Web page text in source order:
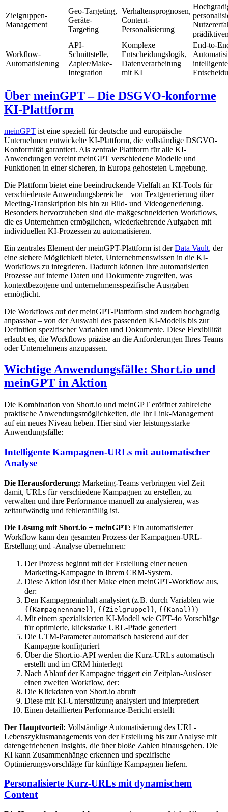
Zielgruppen-
Management
Geo-Targeting,
Geräte-
Targeting
Verhaltensprognosen,
Content-
Personalisierung
Workflow-
Automatisierung
API-
Schnittstelle,
Zapier/Make-
Integration
Komplexe
Entscheidungslogik,
Datenverarbeitung
mit KI
End-to-
Über meinGPT – Die DSGVO-konforme
KI-Plattform
meinGPT ist eine speziell für deutsche und europäische
Unternehmen entwickelte KI-Plattform, die vollständige DSGVO-
Konformität garantiert. Als zentrale Plattform für alle KI-
Anwendungen vereint meinGPT verschiedene Modelle und
Funktionen in einer sicheren, in Europa gehosteten Umgebung.
Die Plattform bietet eine beeindruckende Vielfalt an KI-Tools für
verschiedenste Anwendungsbereiche – von Textgenerierung über
Meeting-Transkription bis hin zu Bild- und Videogenerierung.
Besonders hervorzuheben sind die maßgeschneiderten Workflows,
die es Unternehmen ermöglichen, wiederkehrende Aufgaben mit
individuellen KI-Prozessen zu automatisieren.
Ein zentrales Element der meinGPT-Plattform ist derData Vault, der
eine sichere Möglichkeit bietet, Unternehmenswissen in die KI-
Workflows zu integrieren. Dadurch können Ihre automatisierten
Prozesse auf interne Daten und Dokumente zugreifen, was
kontextbezogene und unternehmensspezifische Ausgaben
ermöglicht.
Die Workflows auf der meinGPT-Plattform sind zudem hochgradig
anpassbar – von der Auswahl des passenden KI-Modells bis zur
Definition spezifischer Variablen und Dokumente. Diese Flexibilität
erlaubt es, die Workflows präzise an die Anforderungen Ihres Teams
oder Unternehmens anzupassen.
Wichtige Anwendungsfälle: Short.io und
meinGPT in Aktion
Die Kombination von Short.io und meinGPT eröffnet zahlreiche
praktische Anwendungsmöglichkeiten, die Ihr Link-Management
auf ein neues Niveau heben. Hier sind vier leistungsstarke
Anwendungsfälle:
Intelligente Kampagnen-URLs mit automatischer
Analyse
Die Herausforderung: Marketing-Teams verbringen viel Zeit
damit, URLs für verschiedene Kampagnen zu erstellen, zu
verwalten und ihre Performance manuell zu analysieren, was
zeitaufwändig und fehleranfällig ist.
Die Lösung mit Short.io + meinGPT: Ein automatisierter
Workflow kann den gesamten Prozess der Kampagnen-URL-
Erstellung und -Analyse übernehmen:
Der Prozess beginnt mit der Erstellung einer neuen
Marketing-Kampagne in Ihrem CRM-System.
Diese Aktion löst über Make einen meinGPT-Workflow aus,
der:
Den Kampagneninhalt analysiert (z.B. durch Variablen wie
{{Kampagnenname}}, {{Zielgruppe}}, {{Kanal}})
Mit einem spezialisierten KI-Modell wie GPT-4o Vorschläge
für optimierte, klickstarke URL-Pfade generiert
Die UTM-Parameter automatisch basierend auf der
Kampagne konfiguriert
Über die Short.io-API werden die Kurz-URLs automatisch
erstellt und im CRM hinterlegt
Nach Ablauf der Kampagne triggert ein Zeitplan-Auslöser
einen zweiten Workflow, der:
Die Klickdaten von Short.io abruft
Diese mit KI-Unterstützung analysiert und interpretiert
Einen detaillierten Performance-Bericht erstellt
Der Hauptvorteil: Vollständige Automatisierung des URL-
Lebenszyklusmanagements von der Erstellung bis zur Analyse mit
datengetriebenen Insights, die über bloße Zahlen hinausgehen. Die
KI kann Zusammenhänge erkennen und spezifische
Optimierungsvorschläge für künftige Kampagnen liefern.
Personalisierte Kurz-URLs mit dynamischem
Content